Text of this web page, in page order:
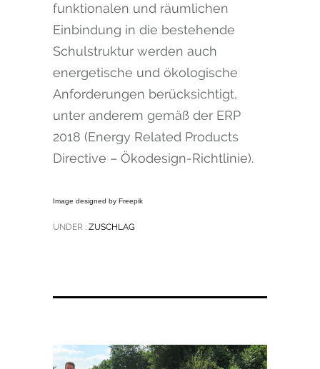
funktionalen und räumlichen
Einbindung in die bestehende
Schulstruktur werden auch
energetische und ökologische
Anforderungen berücksichtigt,
unter anderem gemäß der ERP
2018 (Energy Related Products
Directive – Ökodesign-Richtlinie).
Image designed by Freepik
UNDER : ZUSCHLAG